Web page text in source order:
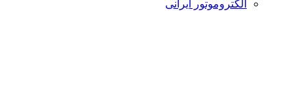
الکتروموتور ایرانی